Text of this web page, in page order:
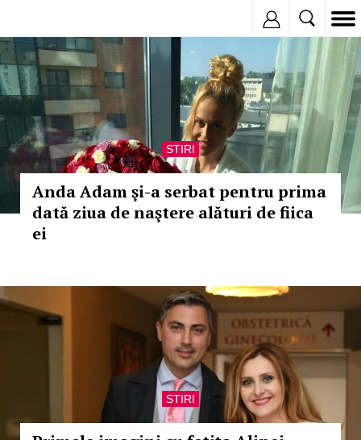
STIRI
Anda Adam şi-a serbat pentru prima
dată ziua de naştere alături de fiica
ei
STIRI